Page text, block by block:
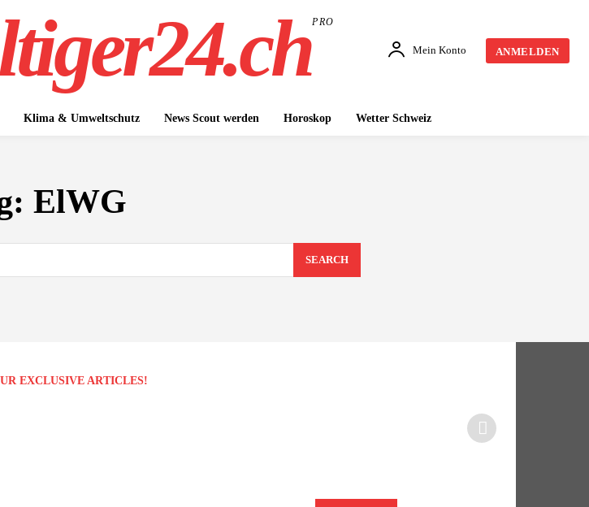
PRO
Mein Konto ANMELDEN
Klima & Umweltschutz News Scout werden Horoskop Wetter Schweiz
ElWG
SEARCH
EXCLUSIVE ARTICLES!